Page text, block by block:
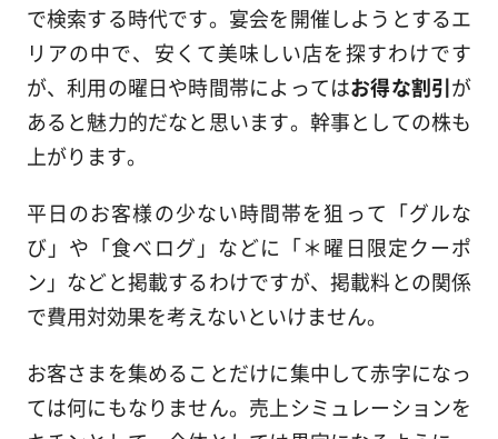
で検索する時代です。宴会を開催しようとするエ
リアの中で、安くて美味しい店を探すわけです
が、利用の曜日や時間帯によってはお得な割引が
あると魅力的だなと思います。幹事としての株も
上がります。
平日のお客様の少ない時間帯を狙って「グルな
び」や「食べログ」などに「＊曜日限定クーポ
ン」などと掲載するわけですが、掲載料との関係
で費用対効果を考えないといけません。
お客さまを集めることだけに集中して赤字になっ
ては何にもなりません。売上シミュレーションを